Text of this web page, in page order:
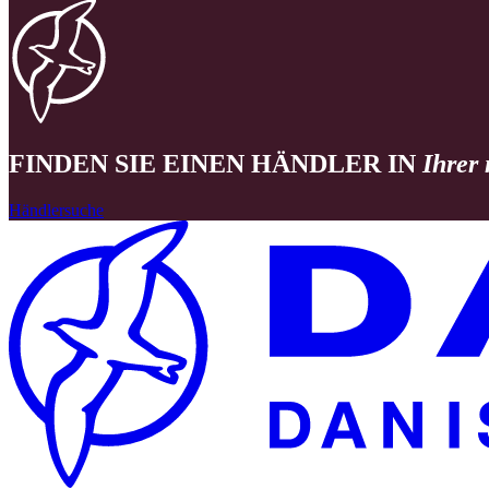
FINDEN SIE EINEN HÄNDLER IN Ihrer
Händlersuche